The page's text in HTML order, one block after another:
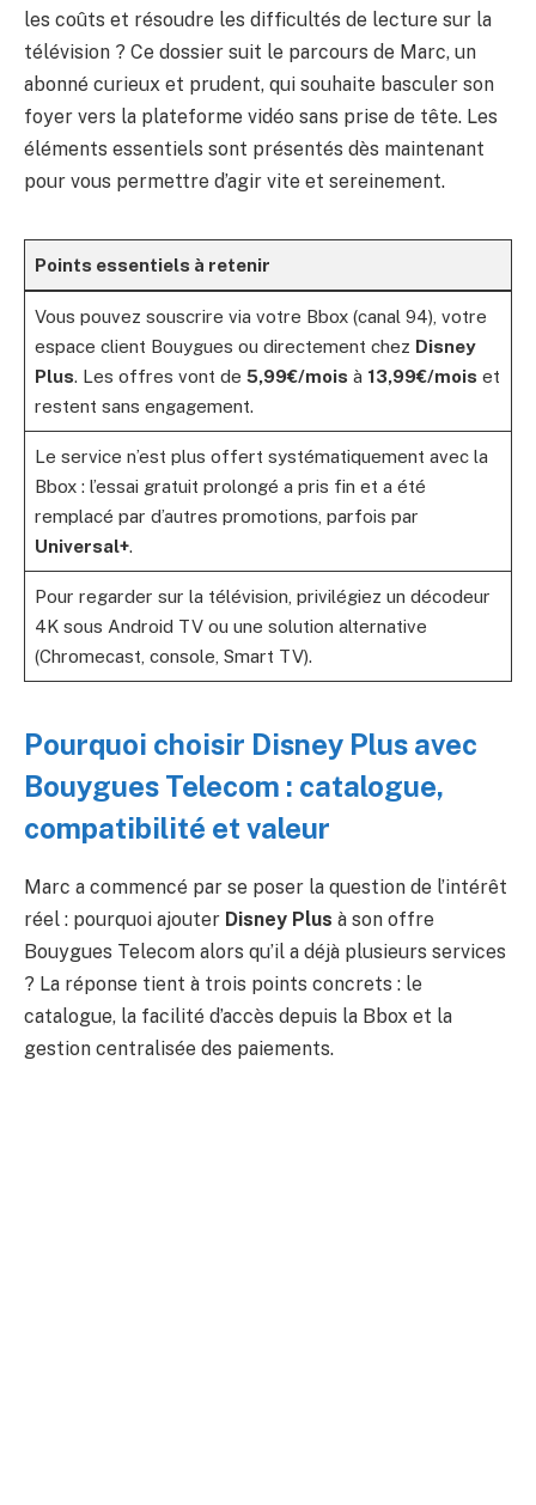
les coûts et résoudre les difficultés de lecture sur la
télévision ? Ce dossier suit le parcours de Marc, un
abonné curieux et prudent, qui souhaite basculer son
foyer vers la plateforme vidéo sans prise de tête. Les
éléments essentiels sont présentés dès maintenant
pour vous permettre d’agir vite et sereinement.
Points essentiels à retenir
Vous pouvez souscrire via votre Bbox (canal 94), votre
espace client Bouygues ou directement chez Disney
Plus. Les offres vont de 5,99€/mois à 13,99€/mois et
restent sans engagement.
Le service n’est plus offert systématiquement avec la
Bbox : l’essai gratuit prolongé a pris fin et a été
remplacé par d’autres promotions, parfois par
Universal+.
Pour regarder sur la télévision, privilégiez un décodeur
4K sous Android TV ou une solution alternative
(Chromecast, console, Smart TV).
Pourquoi choisir Disney Plus avec
Bouygues Telecom : catalogue,
compatibilité et valeur
Marc a commencé par se poser la question de l’intérêt
réel : pourquoi ajouter Disney Plus à son offre
Bouygues Telecom alors qu’il a déjà plusieurs services
? La réponse tient à trois points concrets : le
catalogue, la facilité d’accès depuis la Bbox et la
gestion centralisée des paiements.